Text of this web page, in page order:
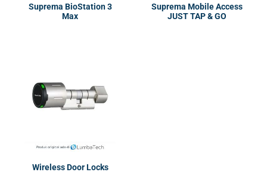
Suprema BioStation 3
Max
Suprema Mobile Access
JUST TAP & GO
Wireless Door Locks